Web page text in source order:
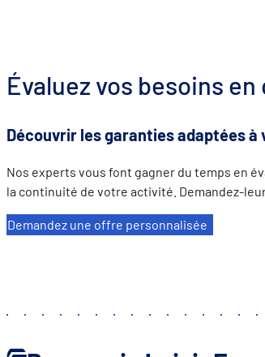
Évaluez vos besoins
Découvrir les garanties adaptées
Nos experts vous font gagner du temps en
la continuité de votre activité. Demandez-
Demandez une offre personnalisée